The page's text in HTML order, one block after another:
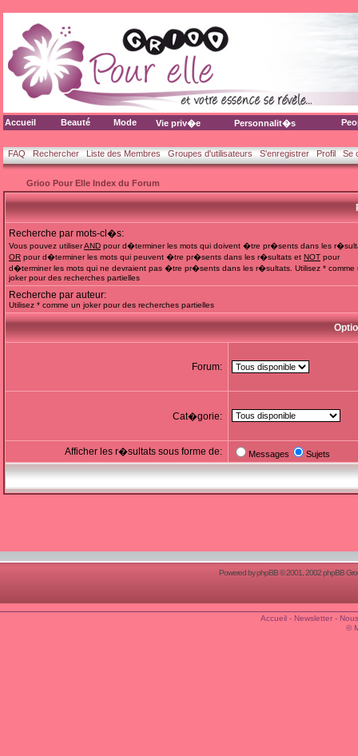
Accueil Beauté Mode Vie priv�e Personnalit�s
FAQ Rechercher Liste des Membres Groupes d'utilisateurs S'enregistrer Profil Se
Grioo Pour Elle Index du Forum
Recherche par mots-cl�s:
Vous pouvez utiliserAND pour d�terminer les mots qui doivent �tre pr�sents dans les
OR pour d�terminer les mots qui peuvent �tre pr�sents dans les r�sultats et NOT pour
d�terminer les mots qui ne devraient pas �tre pr�sents dans les r�sultats. Utilisez * comme
joker pour des recherches partielles
Recherche par auteur:
Utilisez * comme un joker pour des recherches partielles
Forum:
Cat�gorie:
Afficher les r�sultats sous forme de: Messages Sujets
Powered byphpBB© 2001, 2002 phpBB
Accueil- Newsletter-
©